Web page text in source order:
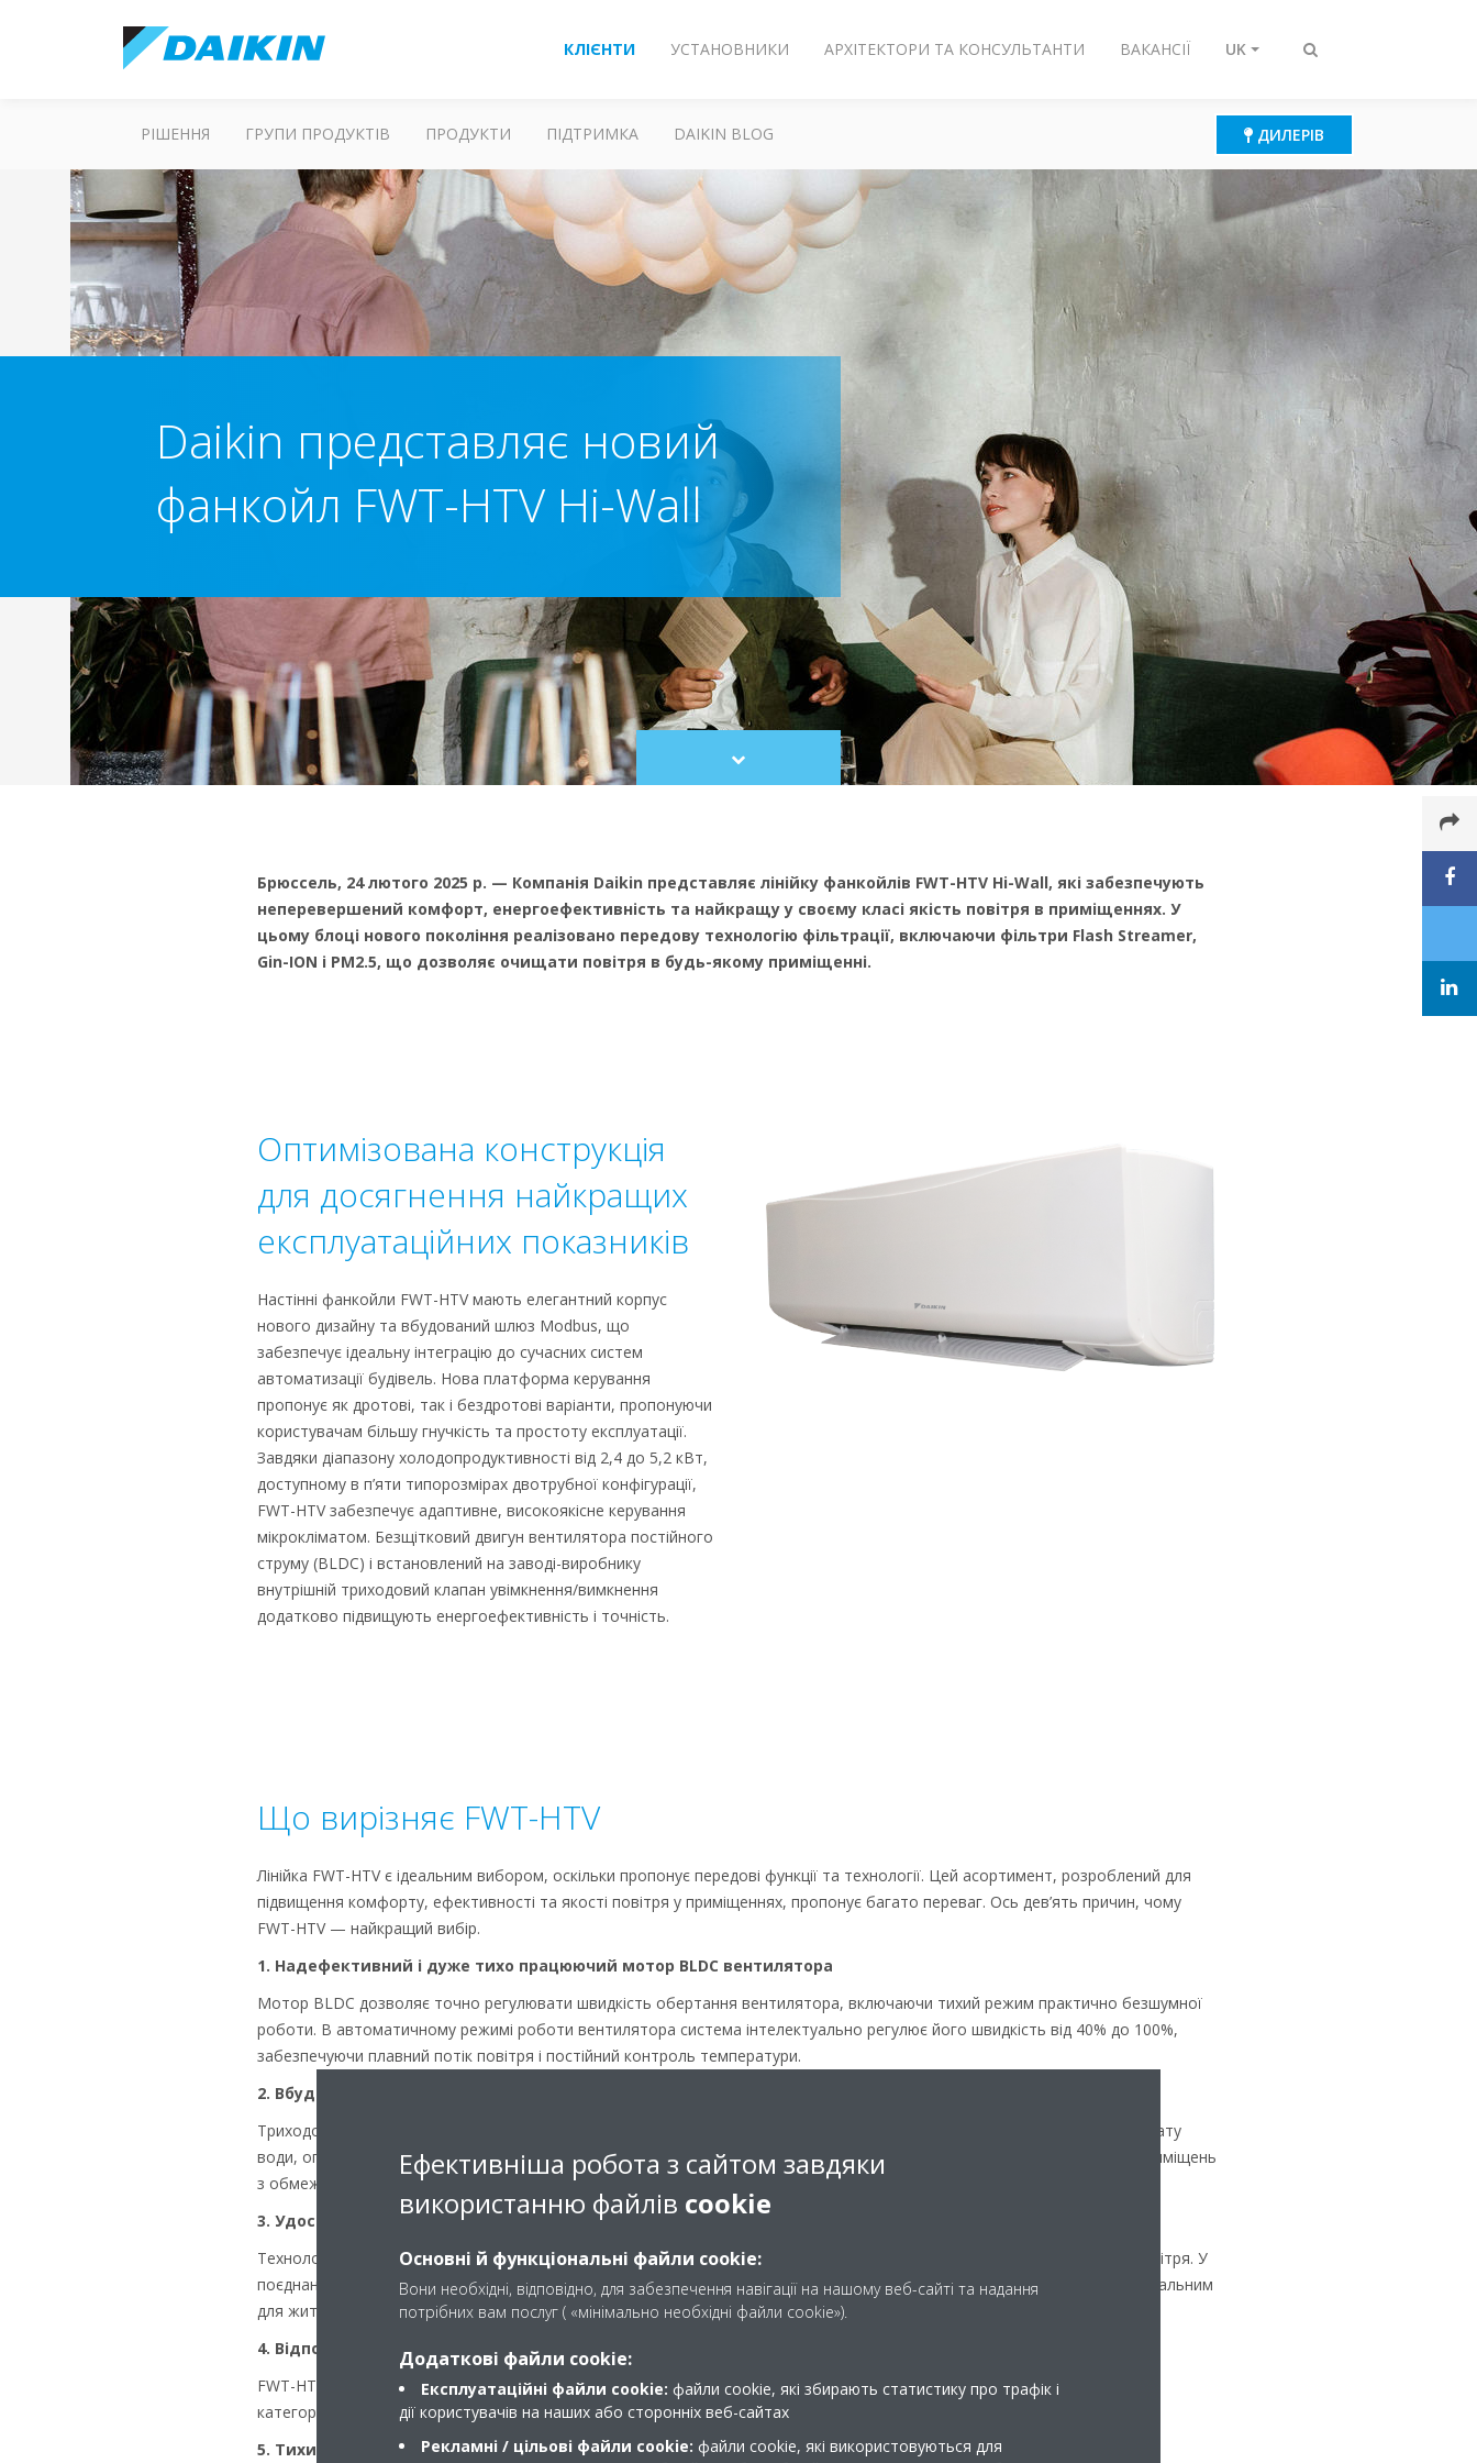
Перемикнути
КЛІЄНТИ УСТАНОВНИКИ АРХІТЕКТОРИ ТА КОНСУЛЬТАНТИ ВАКАНСІЇ UK
РІШЕННЯ ГРУПИ ПРОДУКТІВ ПРОДУКТИ ПІДТРИМКА DAIKIN BLOG ДИЛЕРІВ
Daikin представляє новий
фанкойл FWT-HTV Hi-Wall
Scroll
to
Брюссель, 24 лютого 2025 р. — Компанія Daikin представляє лінійку фанкойлів FWT-HTV Hi-Wall, які забезпечують
неперевершений комфорт, енергоефективність та найкращу у своєму класі якість повітря в приміщеннях. У
цьому блоці нового покоління реалізовано передову технологію фільтрації, включаючи фільтри Flash Streamer,
Gin-ION і PM2.5, що дозволяє очищати повітря в будь-якому приміщенні.
Оптимізована конструкція
для досягнення найкращих
експлуатаційних показників
Настінні фанкойли FWT-HTV мають елегантний корпус
нового дизайну та вбудований шлюз Modbus, що
забезпечує ідеальну інтеграцію до сучасних систем
автоматизації будівель. Нова платформа керування
пропонує як дротові, так і бездротові варіанти, пропонуючи
користувачам більшу гнучкість та простоту експлуатації.
Завдяки діапазону холодопродуктивності від 2,4 до 5,2 кВт,
доступному в п’яти типорозмірах двотрубної конфігурації,
FWT-HTV забезпечує адаптивне, високоякісне керування
мікрокліматом. Безщітковий двигун вентилятора постійного
струму (BLDC) і встановлений на заводі-виробнику
внутрішній триходовий клапан увімкнення/вимкнення
додатково підвищують енергоефективність і точність.
Що вирізняє FWT-HTV
Лінійка FWT-HTV є ідеальним вибором, оскільки пропонує передові функції та технології. Цей асортимент, розроблений для
підвищення комфорту, ефективності та якості повітря у приміщеннях, пропонує багато переваг. Ось дев’ять причин, чому
FWT-HTV — найкращий вибір.
1. Надефективний і дуже тихо працюючий мотор BLDC вентилятора
Мотор BLDC дозволяє точно регулювати швидкість обертання вентилятора, включаючи тихий режим практично безшумної
роботи. В автоматичному режимі роботи вентилятора система інтелектуально регулює його швидкість від 40% до 100%,
забезпечуючи плавний потік повітря і постійний контроль температури.
2. Вбудований 3-ходовий клапан для підвищення ефективності
Триходовий клапан увімкнення/вимкнення, що входить до стандартної комплектації, дозволяє точно регулювати витрату
води, оптимізуючи тепловий комфорт та ефективність системи. Компактна конструкція робить його ідеальним для приміщень
з обмеженим простором, пропонуючи універсальне рішення для різних сфер застосування.
3. Удосконалене очищення повітря для створення здоровішого внутрішнього простору
Технологія Flash Streamer від Daikin активно знищує бактерії, плісняву та алергени, дозволяючи подавати очищене повітря. У
поєднанні з фільтрами Gin-ION та PM2.5 FWT-HTV забезпечує чудову якість повітря в приміщеннях, що робить його ідеальним
для житлових будинків, офісів та комерційних приміщень.
4. Відповідність інтелектуальної будівлі протоколам LEED та BREEAM
FWT-HTV підтримує екологічне проектування будівель, сприяючи отриманню сертифікатів LEED та BREEAM за кількома
категоріями, включаючи якість внутрішнього середовища, енергоефективність та скорочення відходів.
5. Тихий режим та режим сну для створення спокійних та комфортних умов
Ефективніша робота з сайтом завдяки
використанню файлів cookie
Основні й функціональні файли cookie:
Вони необхідні, відповідно, для забезпечення навігації на нашому веб-сайті та надання
потрібних вам послуг ( «мінімально необхідні файли cookie»).
Додаткові файли cookie:
Експлуатаційні файли cookie: файли cookie, які збирають статистику про трафік і
дії користувачів на наших або сторонніх веб-сайтах
Рекламні / цільові файли cookie: файли cookie, які використовуються для